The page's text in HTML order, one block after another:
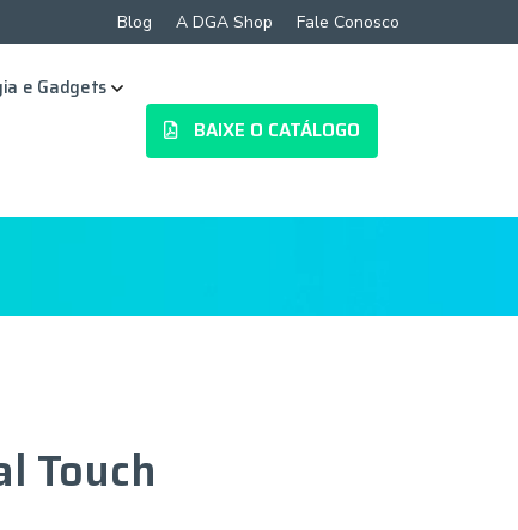
Blog A DGA Shop Fale Conosco
e Gadgets
BAIXE O CATÁLOGO
Touch